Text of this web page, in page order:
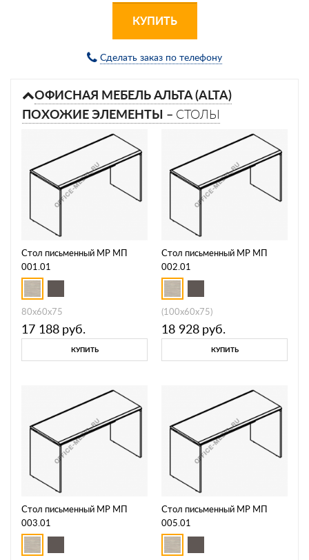
КУПИТЬ
Сделать заказ по телефону
ОФИСНАЯ МЕБЕЛЬ АЛЬТА (ALTA)
ПОХОЖИЕ ЭЛЕМЕНТЫ – СТОЛЫ
Стол письменный МР МП
001.01
80x60x75
17 188 руб.
КУПИТЬ
Стол письменный МР МП
002.01
(100x60x75)
18 928 руб.
КУПИТЬ
Стол письменный МР МП
003.01
Стол письменный МР МП
005.01